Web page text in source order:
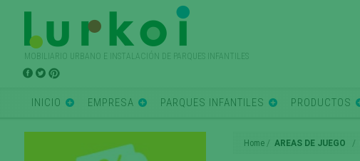
MOBILIARIO URBANO E INSTALACIÓN DE PARQUES INFANTILES
INICIO EMPRESA PARQUES INFANTILES PRODUCTOS
Home AREAS DE JUEGO